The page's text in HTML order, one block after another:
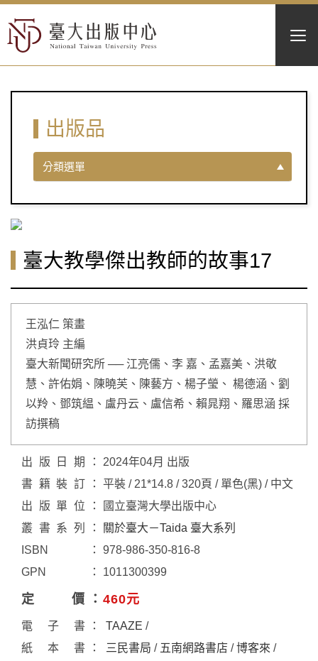
出版品
分類選單
臺大教學傑出教師的故事17
王泓仁 策畫
洪貞玲 主編
臺大新聞研究所 ── 江亮儒、李 嘉、孟嘉美、洪敬
慧、許佑娟、陳曉芙、陳藝方、楊子瑩、 楊德涵、劉
以羚、鄧筑緼、盧丹云、盧信希、賴晁翔、羅思涵 採
訪撰稿
出版日期
2024年04月 出版
書籍裝訂
平裝 / 21*14.8 / 320頁 / 單色(黑) / 中文
出版單位
國立臺灣大學出版中心
叢書系列
關於臺大－Taida 臺大系列
ISBN
978-986-350-816-8
GPN
1011300399
定價 460元
電子書 TAAZE /
紙本書
三民書局 / 五南網路書店 /博客來 /